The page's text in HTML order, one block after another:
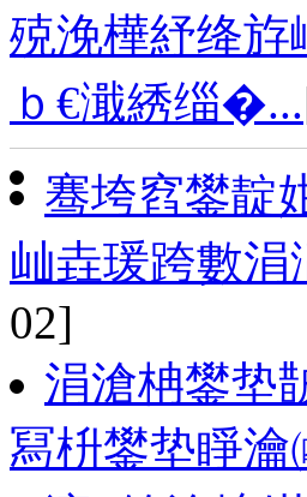
殑浼樺紓绛斿
ｂ€濈綉缁�...
骞垮窞鐢靛
屾垚瑗跨數
02]
涓滄柟鐢垫
冩枡鐢垫睜